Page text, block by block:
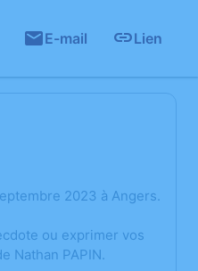
E-mail Lien
2023 à Angers.
ou exprimer vos
Nathan PAPIN.